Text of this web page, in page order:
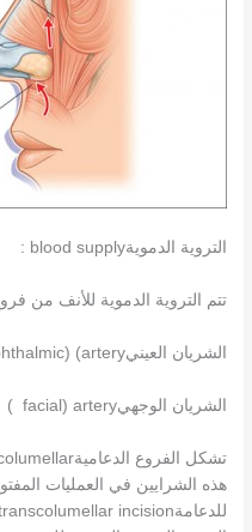
التروية الدمويةblood supply :
تتم التروية الدموية للأنف من
الشريان العينيophthalmic) (artery
الشريان الوجهيfacial) artery )
هذه الشرايين في العمليات